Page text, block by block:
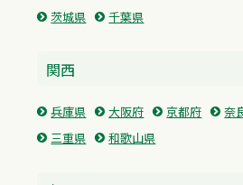
茨城県
千葉県
関西
兵庫県 大阪府 京都府 奈
三重県
和歌山県